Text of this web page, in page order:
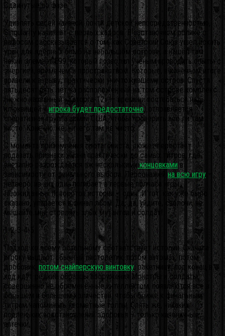
Сдвинутые по фазе
Удивлять своей наивной, почти детской непосредственностью,
Singularity начинает с первых кадров. В заставочном ролике с
пафосом рассказывается о том, как Советский Союз ушёл искать
уран для ядерных бомб на небольшом острове, а нашёл там
некий элемент Е99, который позволял учёным проводить опыты с
энергией, временем и пространством. Которые, в конечном итоге
привели к взрыву, практически уничтожившему остров. Спустя
пятьдесят пять лет на расположенный на том острове комплекс
(нежно названный «Каторга-12» — времени постебаться над
клюквищей уигрока будет предостаточно) отправляется
оперативная группа армии США, чтобы проверить всё ли там
чисто. Конечно же, ничего там не чисто.
С момента приземления протагониста, сюжет перестаёт
подавать признаки жизни практически до самых титров, где
внезапно разрождается аж несколькими концовкамив
зависимости от финального выбора. Персонажей на всю игру
четверо, из них один погибает в первые полчаса игры.
Неожиданных поворотов истории – один. И тот, как уже было
сказано, упирается в финал лбом. Да, да, уйдите, сволочи, не
мешайте мне стрелять злых мутантов и солдат!
1-2-3-4-5
Подход ко всему остальному соответствует истории. Сначала
игроку выдают обычный пистолетик, потом автомат, потом
дробовик, потом снайперскую винтовку, ракетницу, под конец в
ход идут редкие образцы вооружения Монстры и солдаты,
совершенно не обременённые интеллектом, появляются всё в
большем и большем количестве, чтобы ближе к финальным
титрам напоминать несметные толпы. Опять же, никаких
подленьких восстановлений здоровья – только каноничные
аптечки.